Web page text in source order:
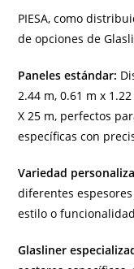
PIESA, como
de opciones de
Paneles estándar:
2.44 m, 0.61 m x
X 25 m, perfectos
específicas con
Variedad
diferentes
estilo o
Glasliner